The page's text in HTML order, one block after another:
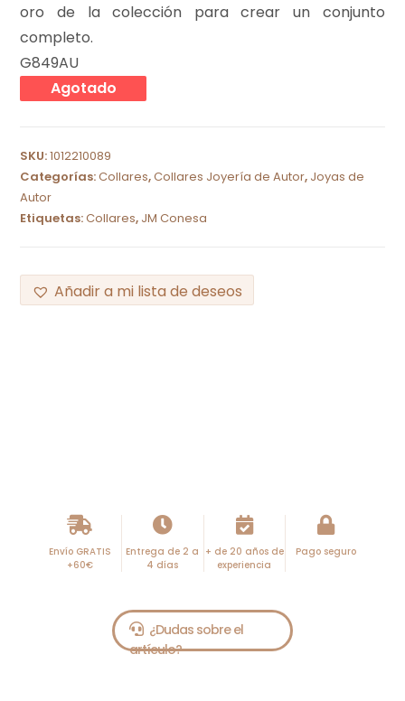
oro de la colección para crear un conjunto
completo.
G849AU
Agotado
SKU:1012210089
Categorías:Collares,Collares Joyería de Autor, Joyas de
Autor
Etiquetas:Collares, JM Conesa
Añadir a mi lista de deseos
Envío GRATIS
+60€
Entrega de 2 a
4 días
+ de 20 años de
experiencia
Pago seguro